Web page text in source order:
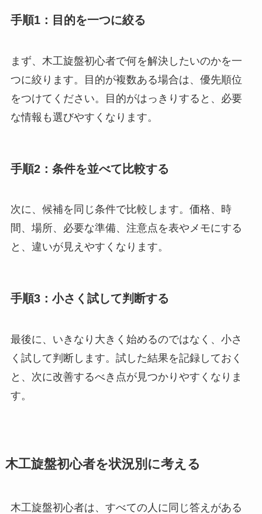
手順1：目的を一つに絞る
まず、木工旋盤初心者で何を解決したいのかを一
つに絞ります。目的が複数ある場合は、優先順位
をつけてください。目的がはっきりすると、必要
な情報も選びやすくなります。
手順2：条件を並べて比較する
次に、候補を同じ条件で比較します。価格、時
間、場所、必要な準備、注意点を表やメモにする
と、違いが見えやすくなります。
手順3：小さく試して判断する
最後に、いきなり大きく始めるのではなく、小さ
く試して判断します。試した結果を記録しておく
と、次に改善するべき点が見つかりやすくなりま
す。
木工旋盤初心者を状況別に考える
木工旋盤初心者は、すべての人に同じ答えがある